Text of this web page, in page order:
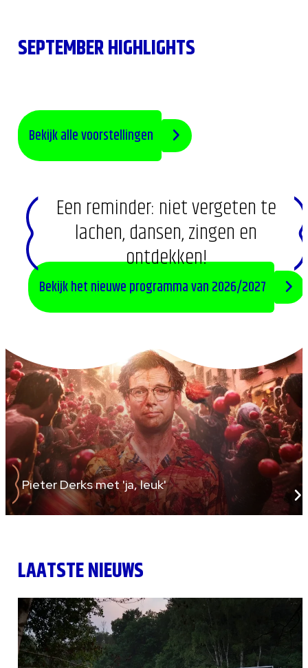
SEPTEMBER HIGHLIGHTS
Bekijk alle voorstellingen
Een reminder: niet vergeten te
lachen, dansen, zingen en
ontdekken!
Bekijk het nieuwe programma van 2026/2027
Pieter Derks met 'ja, leuk'
LAATSTE NIEUWS